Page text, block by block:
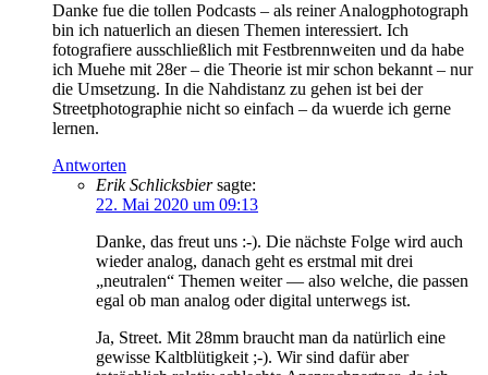
Danke fue die tollen Podcasts – als reiner Analogphotograph
bin ich natuerlich an diesen Themen interessiert. Ich
fotografiere ausschließlich mit Festbrennweiten und da habe
ich Muehe mit 28er – die Theorie ist mir schon bekannt – nur
die Umsetzung. In die Nahdistanz zu gehen ist bei der
Streetphotographie nicht so einfach – da wuerde ich gerne
lernen.
Antworten
Erik Schlicksbier sagte:
22. Mai 2020 um 09:13
Danke, das freut uns :-). Die nächste Folge wird auch
wieder analog, danach geht es erstmal mit drei
„neutralen“ Themen weiter — also welche, die passen
egal ob man analog oder digital unterwegs ist.
Ja, Street. Mit 28mm braucht man da natürlich eine
gewisse Kaltblütigkeit ;-). Wir sind dafür aber